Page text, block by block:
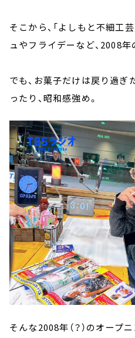
そこから、「よしもと不細工
ュやフライデーなど、2008年
でも、お菓子だけは戻り過ぎ
ったり、昭和感強め。
そんな2008年（？）のオープ